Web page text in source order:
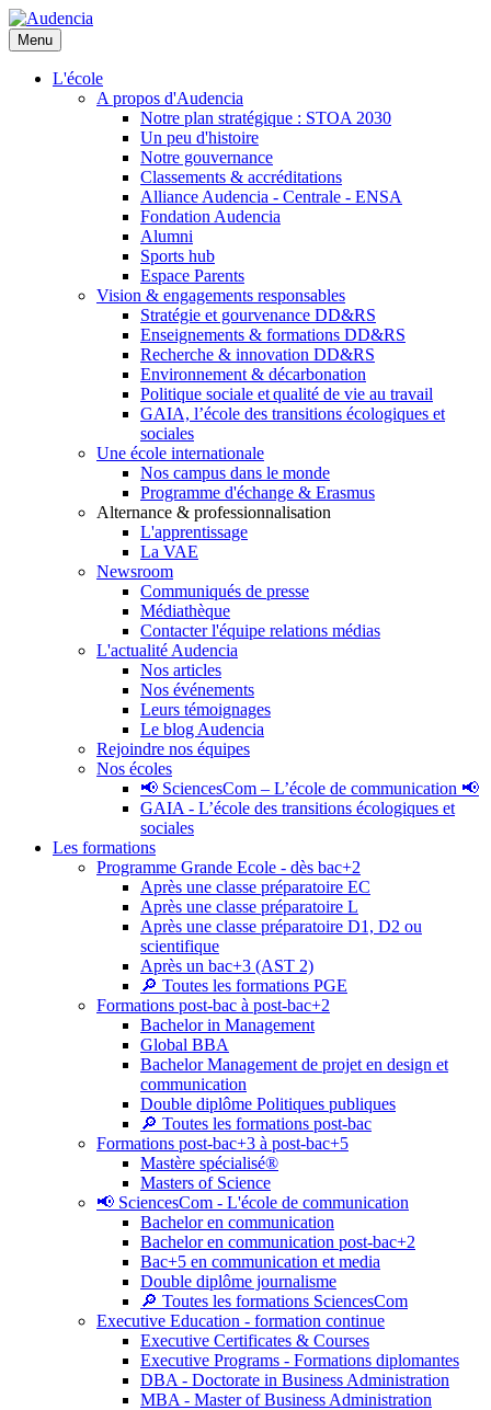
Aller
au
contenu
principal
Menu
L'école
A propos d'Audencia
Notre plan stratégique : STOA 2030
Un peu d'histoire
Notre gouvernance
Classements & accréditations
Alliance Audencia - Centrale - ENSA
Fondation Audencia
Alumni
Sports hub
Espace Parents
Vision & engagements responsables
Stratégie et gourvenance DD&RS
Enseignements & formations DD&RS
Recherche & innovation DD&RS
Environnement & décarbonation
Politique sociale et qualité de vie au travail
GAIA, l’école des transitions écologiques et
sociales
Une école internationale
Nos campus dans le monde
Programme d'échange & Erasmus
Alternance & professionnalisation
L'apprentissage
La VAE
Newsroom
Communiqués de presse
Médiathèque
Contacter l'équipe relations médias
L'actualité Audencia
Nos articles
Nos événements
Leurs témoignages
Le blog Audencia
Rejoindre nos équipes
Nos écoles
📢 SciencesCom – L’école de communication 📢
GAIA - L’école des transitions écologiques et
sociales
Les formations
Programme Grande Ecole - dès bac+2
Après une classe préparatoire EC
Après une classe préparatoire L
Après une classe préparatoire D1, D2 ou
scientifique
Après un bac+3 (AST 2)
🔎 Toutes les formations PGE
Formations post-bac à post-bac+2
Bachelor in Management
Global BBA
Bachelor Management de projet en design et
communication
Double diplôme Politiques publiques
🔎 Toutes les formations post-bac
Formations post-bac+3 à post-bac+5
Mastère spécialisé®
Masters of Science
📢 SciencesCom - L'école de communication
Bachelor en communication
Bachelor en communication post-bac+2
Bac+5 en communication et media
Double diplôme journalisme
🔎 Toutes les formations SciencesCom
Executive Education - formation continue
Executive Certificates & Courses
Executive Programs - Formations diplomantes
DBA - Doctorate in Business Administration
MBA - Master of Business Administration